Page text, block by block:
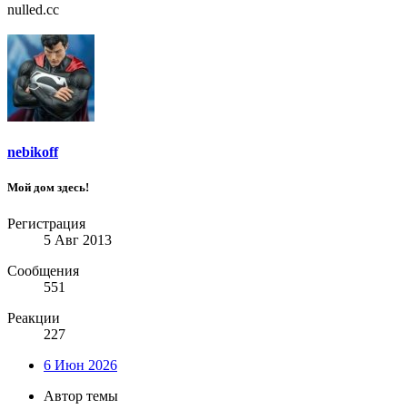
nulled.cc
nebikoff
Мой дом здесь!
Регистрация
5 Авг 2013
Сообщения
551
Реакции
227
6 Июн 2026
Автор темы